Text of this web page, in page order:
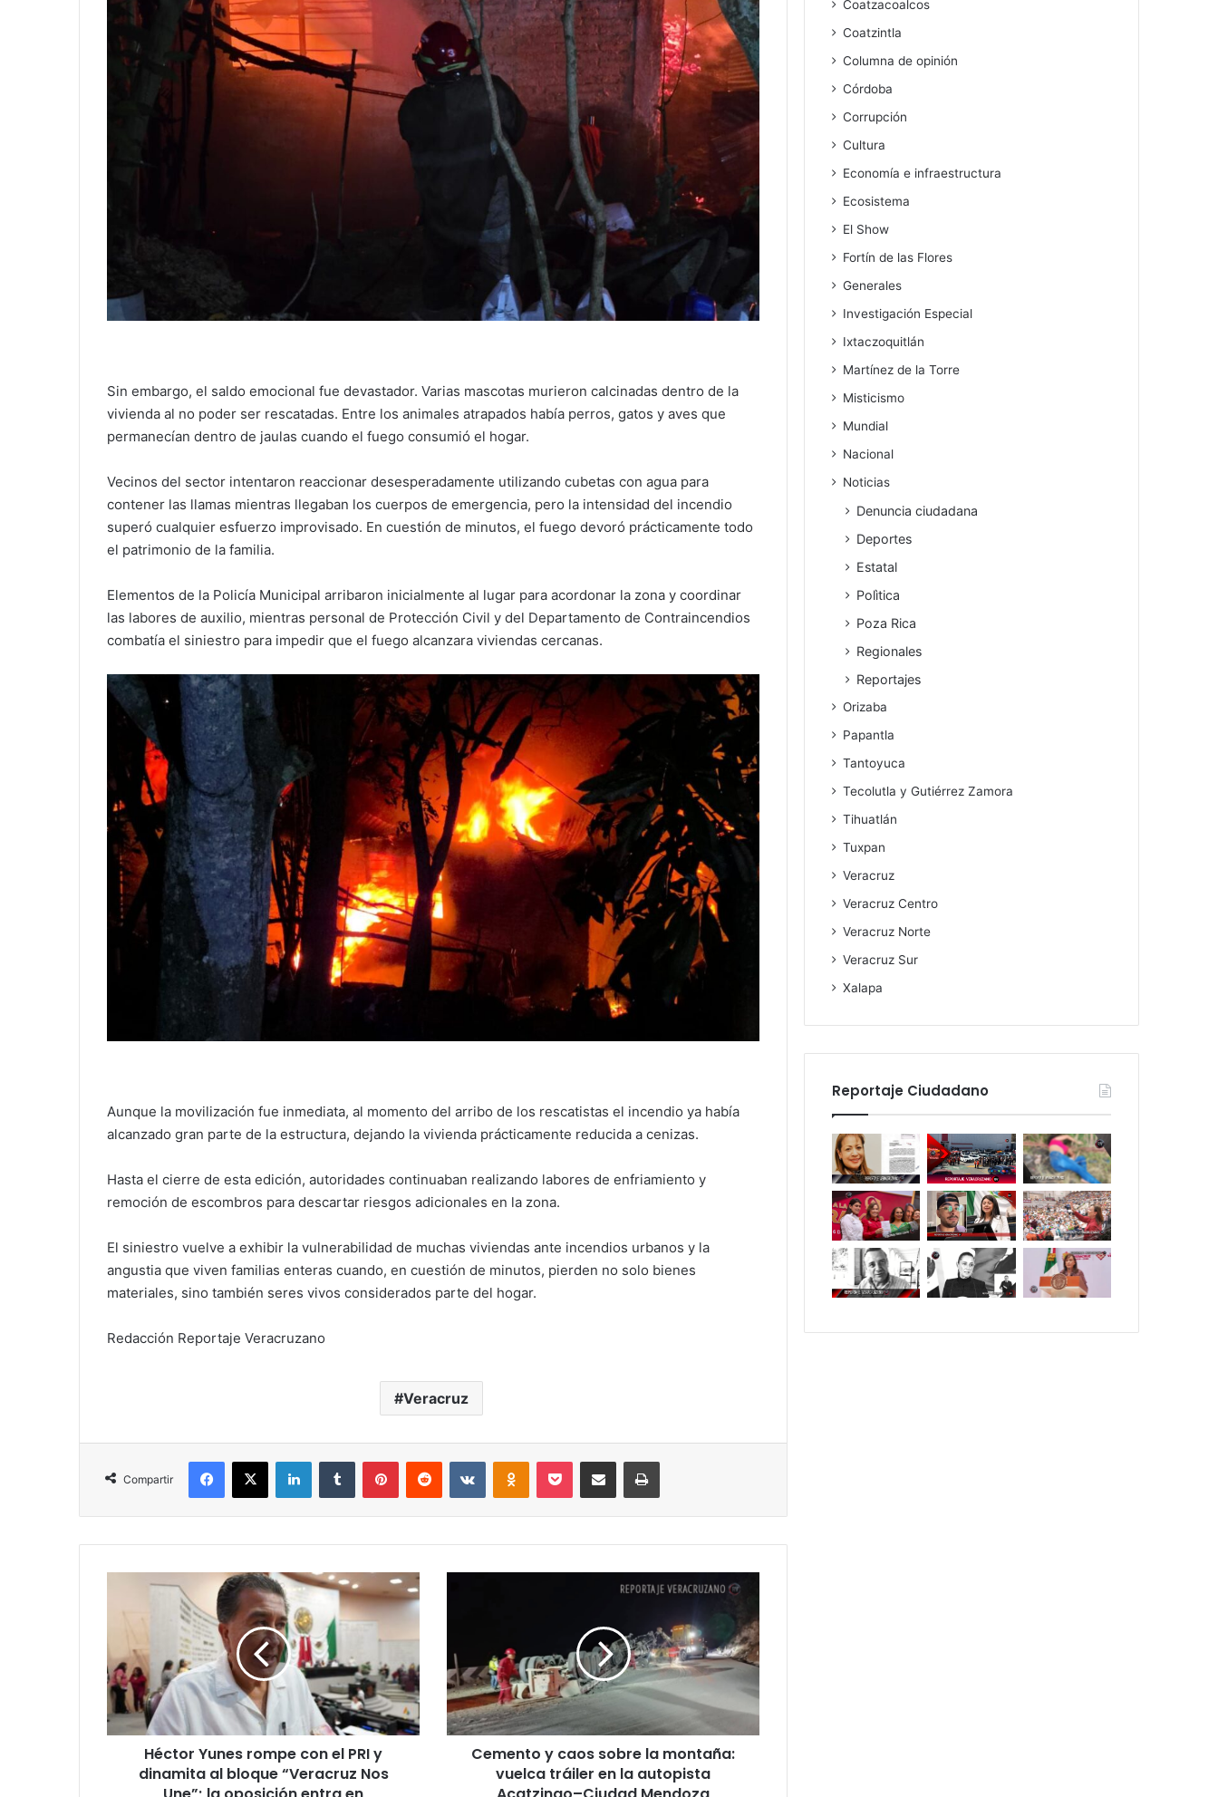
Sin embargo, el saldo emocional fue devastador. Varias mascotas murieron calcinadas dentro de la
vivienda al no poder ser rescatadas. Entre los animales atrapados había perros, gatos y aves que
permanecían dentro de jaulas cuando el fuego consumió el hogar.
Vecinos del sector intentaron reaccionar desesperadamente utilizando cubetas con agua para
contener las llamas mientras llegaban los cuerpos de emergencia, pero la intensidad del incendio
superó cualquier esfuerzo improvisado. En cuestión de minutos, el fuego devoró prácticamente todo
el patrimonio de la familia.
Elementos de la Policía Municipal arribaron inicialmente al lugar para acordonar la zona y coordinar
las labores de auxilio, mientras personal de Protección Civil y del Departamento de Contraincendios
combatía el siniestro para impedir que el fuego alcanzara viviendas cercanas.
Aunque la movilización fue inmediata, al momento del arribo de los rescatistas el incendio ya había
alcanzado gran parte de la estructura, dejando la vivienda prácticamente reducida a cenizas.
Hasta el cierre de esta edición, autoridades continuaban realizando labores de enfriamiento y
remoción de escombros para descartar riesgos adicionales en la zona.
El siniestro vuelve a exhibir la vulnerabilidad de muchas viviendas ante incendios urbanos y la
angustia que viven familias enteras cuando, en cuestión de minutos, pierden no solo bienes
materiales, sino también seres vivos considerados parte del hogar.
Redacción Reportaje Veracruzano
Veracruz
Compartir
Facebook
X LinkedInTumblr PinterestReddit VKontakteOdnoklassniki
Pocket Compartir por correo electrónicoImprimir
rompe
el
PRI
y
dinamita
al
“Veracruz
Héctor Yunes rompe con el PRI y
dinamita al bloque “Veracruz Nos
la
montaña:
vuelca
tráiler
en
autopista
Acatzingo–
Cemento y caos sobre la montaña:
vuelca tráiler en la autopista
Coatzacoalcos
Coatzintla
Columna de opinión
Córdoba
Corrupción
Cultura
Economía e infraestructura
Ecosistema
El Show
Fortín de las Flores
Generales
Investigación Especial
Ixtaczoquitlán
Martínez de la Torre
Misticismo
Mundial
Nacional
Noticias
Denuncia ciudadana
Deportes
Estatal
Polìtica
Poza Rica
Regionales
Reportajes
Orizaba
Papantla
Tantoyuca
Tecolutla y Gutiérrez Zamora
Tihuatlán
Tuxpan
Veracruz
Veracruz Centro
Veracruz Norte
Veracruz Sur
Xalapa
Reportaje Ciudadano